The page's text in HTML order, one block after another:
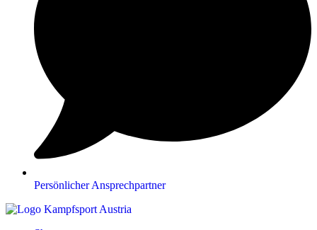
Persönlicher Ansprechpartner